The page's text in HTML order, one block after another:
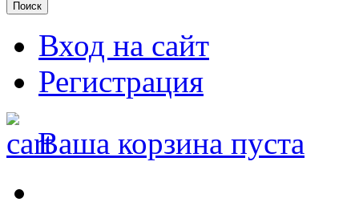
Вход на сайт
Регистрация
Ваша корзина пуста